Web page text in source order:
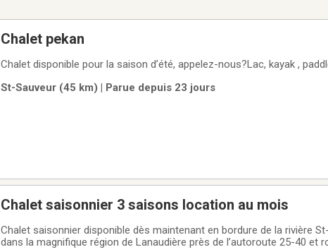
Chalet pekan
Chalet disponible pour la saison d’été, appelez-nous?Lac, kayak ,
St-Sauveur (45 km) | Parue depuis 23 jours
Chalet saisonnier 3 saisons location au mois
Chalet saisonnier disponible dès maintenant en bordure de la rivière
dans la magnifique région de Lanaudière près de l’autoroute 25-40 et